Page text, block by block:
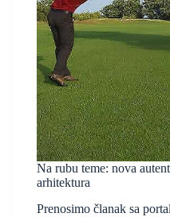
Na rubu teme: nova
arhitektura
Prenosimo članak sa